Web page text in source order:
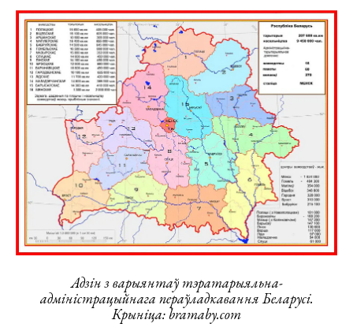
Адзін з варыянтаў тэратарыяльна-
адміністрацыйнага пераўладкавання Беларусі.
Крыніца: bramaby.com